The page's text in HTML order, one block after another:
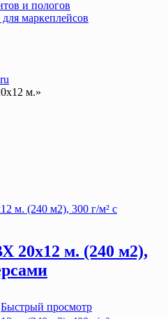
и пологов
маркеплейсов
м.»
20х12 м. (240 м2),
Быстрый просмотр